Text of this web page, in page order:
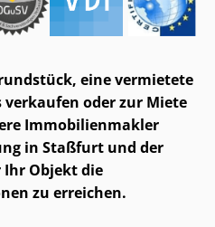
eine vermietete
verkaufen oder zur Miete
Im­mo­bi­li­en­mak­ler
in Staßfurt und der
Ihr Objekt die
zu erreichen.